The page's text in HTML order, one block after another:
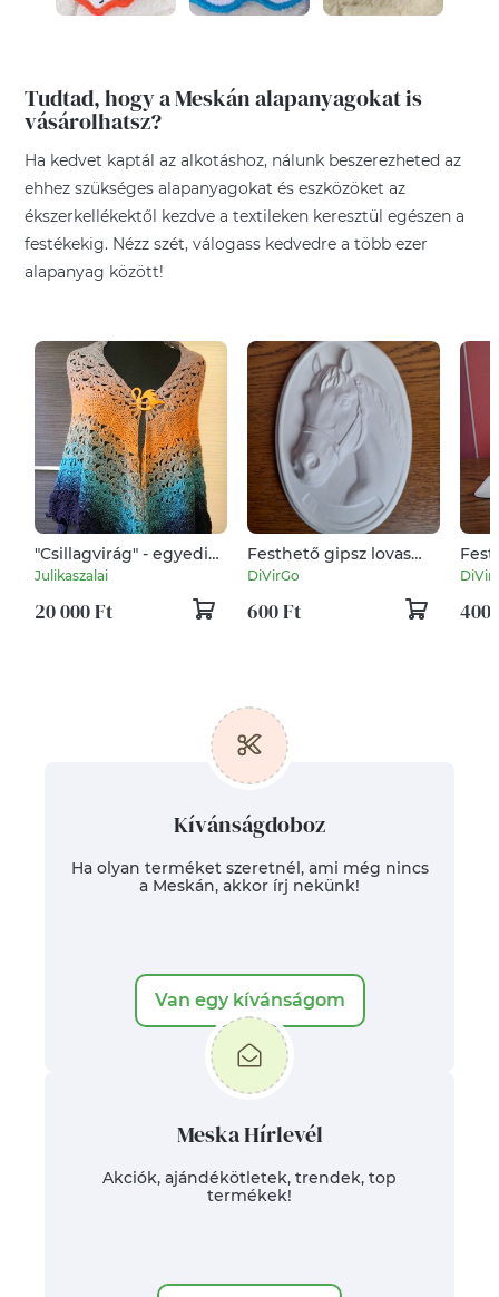
Tudtad, hogy a Meskán alapanyagokat is
vásárolhatsz?
Ha kedvet kaptál az alkotáshoz, nálunk beszerezheted az
ehhez szükséges alapanyagokat és eszközöket az
ékszerkellékektől kezdve a textileken keresztül egészen a
festékekig. Nézz szét, válogass kedvedre a több ezer
alapanyag között!
"Csillagvirág" - egyedi
horgolt vállkendő
Julikaszalai
20 000 Ft
Festhető gipsz lovas
plakett gyerekeknek
DiVirGo
600 Ft 400
Kívánságdoboz
Ha olyan terméket szeretnél, ami még nincs
a Meskán, akkor írj nekünk!
Van egy kívánságom
Meska Hírlevél
Akciók, ajándékötletek, trendek, top
termékek!